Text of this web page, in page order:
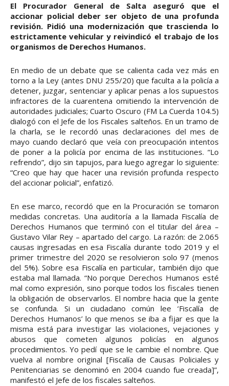
El Procurador General de Salta aseguró que el
accionar policial deber ser objeto de una profunda
revisión. Pidió una modernización que trascienda lo
estrictamente vehicular y reivindicó el trabajo de los
organismos de Derechos Humanos.
En medio de un debate que se calienta cada vez más en
torno a la Ley (antes DNU 255/20) que faculta a la policía a
detener, juzgar, sentenciar y aplicar penas a los supuestos
infractores de la cuarentena omitiendo la intervención de
autoridades judiciales; Cuarto Oscuro (FM La Cuerda 104.5)
dialogó con el Jefe de los Fiscales salteños. En un tramo de
la charla, se le recordó unas declaraciones del mes de
mayo cuando declaró que veía con preocupación intentos
de poner a la policía por encima de las instituciones. “Lo
refrendo”, dijo sin tapujos, para luego agregar lo siguiente:
“Creo que hay que hacer una revisión profunda respecto
del accionar policial”, enfatizó.
En ese marco, recordó que en la Procuración se tomaron
medidas concretas. Una auditoría a la llamada Fiscalía de
Derechos Humanos que terminó con el titular del área –
Gustavo Vilar Rey – apartado del cargo. La razón: de 2.065
causas ingresadas en esa Fiscalía durante todo 2019 y el
primer trimestre del 2020 se resolvieron solo 97 (menos
del 5%). Sobre esa Fiscalía en particular, también dijo que
estaba mal llamada. “No porque Derechos Humanos esté
mal como expresión, sino porque todos los fiscales tienen
la obligación de observarlos. El nombre hacia que la gente
se confunda. Si un ciudadano común lee ‘Fiscalía de
Derechos Humanos’ lo que menos se iba a fijar es que la
misma está para investigar las violaciones, vejaciones y
abusos que cometen algunos policías en algunos
procedimientos. Yo pedí que se le cambie el nombre. Que
vuelva al nombre original [Fiscalía de Causas Policiales y
Penitenciarias se denominó en 2004 cuando fue creada]”,
manifestó el Jefe de los fiscales salteños.